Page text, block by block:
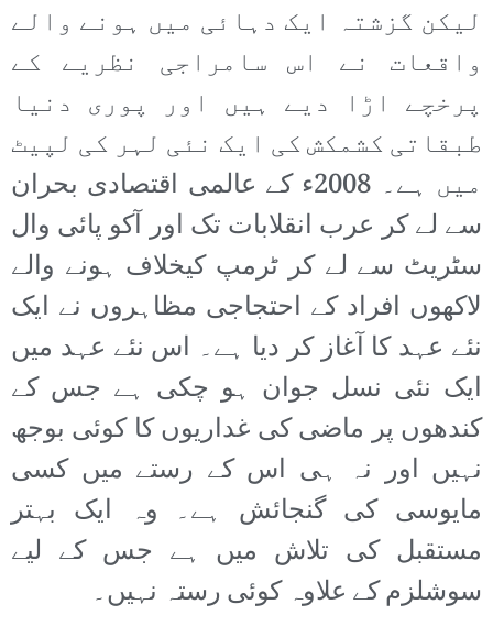
لیکن گزشتہ ایک دہائی میں ہونے والے
واقعات نے اس سامراجی نظریے کے
پرخچے اڑا دیے ہیں اور پوری دنیا
طبقاتی کشمکش کی ایک نئی لہر کی لپیٹ
میں ہے۔ 2008ء کے عالمی اقتصادی بحران
سے لے کر عرب انقلابات تک اور آکو پائی وال
سٹریٹ سے لے کر ٹرمپ کیخلاف ہونے والے
لاکھوں افراد کے احتجاجی مظاہروں نے ایک
نئے عہد کا آغاز کر دیا ہے۔ اس نئے عہد میں
ایک نئی نسل جوان ہو چکی ہے جس کے
کندھوں پر ماضی کی غداریوں کا کوئی بوجھ
نہیں اور نہ ہی اس کے رستے میں کسی
مایوسی کی گنجائش ہے۔ وہ ایک بہتر
مستقبل کی تلاش میں ہے جس کے لیے
سوشلزم کے علاوہ کوئی رستہ نہیں۔